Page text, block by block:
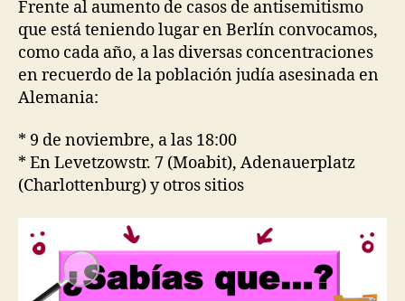
Frente al aumento de casos de antisemitismo
que está teniendo lugar en Berlín convocamos,
como cada año, a las diversas concentraciones
en recuerdo de la población judía asesinada en
Alemania:
* 9 de noviembre, a las 18:00
* En Levetzowstr. 7 (Moabit), Adenauerplatz
(Charlottenburg) y otros sitios